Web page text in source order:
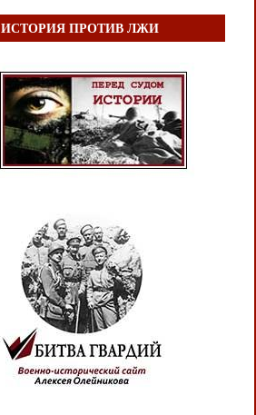
ИСТОРИЯ ПРОТИВ ЛЖИ